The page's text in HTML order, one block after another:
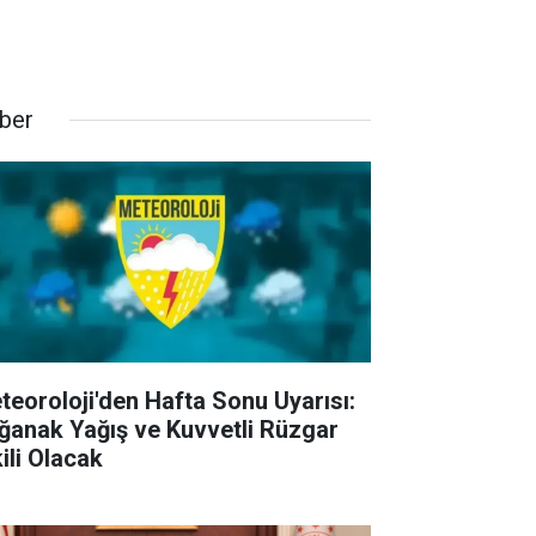
Hafta Sonu Uyarısı:
Yağış ve Kuvvetli Rüzgar
Olacak